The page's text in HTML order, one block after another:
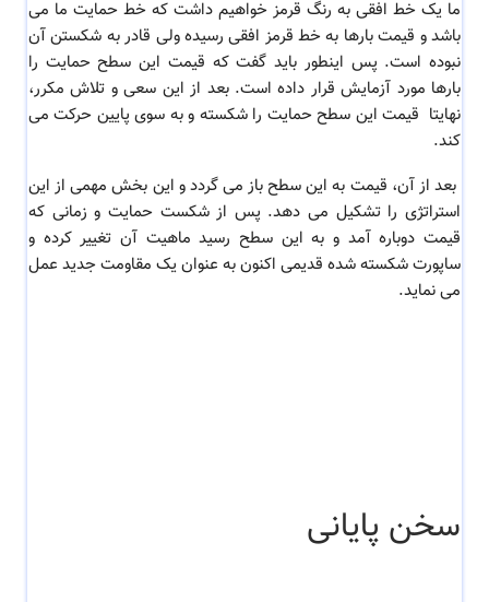
ما یک خط افقی به رنگ قرمز خواهیم داشت که خط حمایت ما می
باشد و قیمت بارها به خط قرمز افقی رسیده ولی قادر به شکستن آن
نبوده است. پس اینطور باید گفت که قیمت این سطح حمایت را
بارها مورد آزمایش قرار داده است. بعد از این سعی و تلاش مکرر،
نهایتا قیمت این سطح حمایت را شکسته و به سوی پایین حرکت می
کند.
بعد از آن، قیمت به این سطح باز می گردد و این بخش مهمی از این
استراتژی را تشکیل می دهد. پس از شکست حمایت و زمانی که
قیمت دوباره آمد و به این سطح رسید ماهیت آن تغییر کرده و
ساپورت شکسته شده قدیمی اکنون به عنوان یک مقاومت جدید عمل
می نماید.
سخن پایانی